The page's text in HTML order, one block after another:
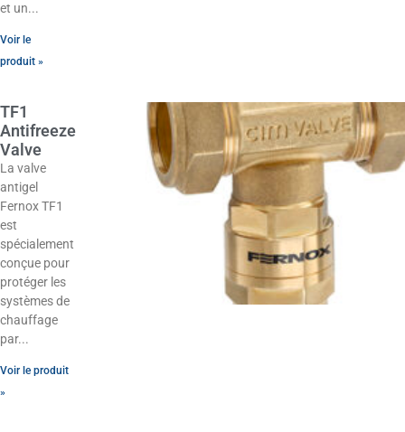
et un
Voir le
produit »
TF1
Antifreeze
Valve
La valve
antigel
Fernox TF1
est
spécialement
conçue pour
protéger les
systèmes de
chauffage
par
Voir le produit
»